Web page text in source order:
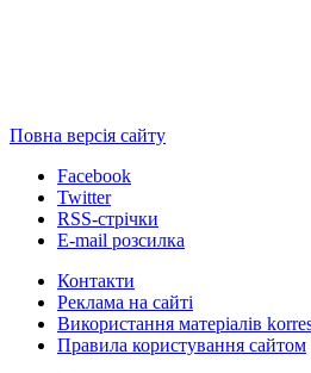
Повна версія сайту
Facebook
Twitter
RSS-стрічки
E-mail розсилка
Контакти
Реклама на сайті
Використання матеріалів
Правила користування сайтом